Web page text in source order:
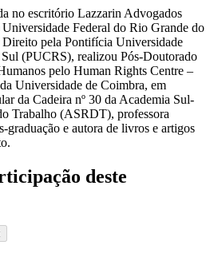
no escritório Lazzarin Advogados
Universidade Federal do Rio Grande do
pela Pontifícia Universidade
(PUCRS), realizou Pós-Doutorado
pelo Human Rights Centre –
Universidade de Coimbra, em
da Cadeira nº 30 da Academia Sul-
Trabalho (ASRDT), professora
graduação e autora de livros e artigos
deste